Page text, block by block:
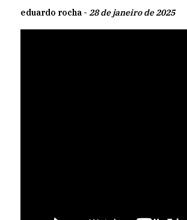
eduardo rocha - 28 de janeiro de 2025